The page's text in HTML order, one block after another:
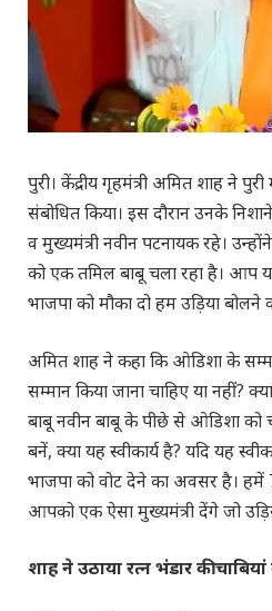
पुरी। केंद्रीय गृहमंत्री अमित शाह ने
संबोधित किया। इस दौरान उनके
व मुख्यमंत्री नवीन पटनायक रहे।
को एक तमिल बाबू चला रहा है। आप
भाजपा को मौका दो हम उड़िया
अमित शाह ने कहा कि ओडिशा के
सम्मान किया जाना चाहिए या नहीं?
बाबू नवीन बाबू के पीछे से ओडिशा को
बनें, क्या यह स्वीकार्य है? यदि यह
भाजपा को वोट देने का अवसर है।
आपको एक ऐसा मुख्यमंत्री देंगे जो
शाह ने उठाया रत्न भंडार की